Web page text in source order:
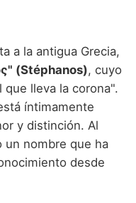
por T
por V
por W
por X
por Y
por Z
a la antigua Grecia,
(Stéphanos), cuyo
lleva la corona".
íntimamente
y distinción. Al
un nombre que ha
desde